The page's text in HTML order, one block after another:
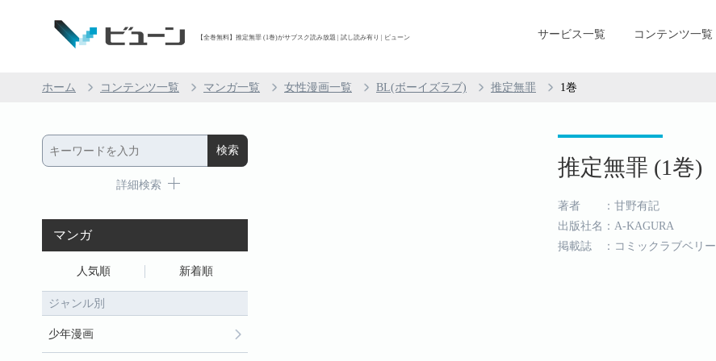
【全巻無料】推定無罪 (1巻)がサブスク読み放題 | 試し読み有り | ビューン サービス一覧 コンテンツ一覧
ホーム コンテンツ一覧 マンガ一覧 女性漫画一覧 BL(ボーイズラブ) 推定無罪 1巻
推定無罪 (1巻)
著者 ：甘野有記
出版社名：A-KAGURA
掲載誌 ：コミックラブベリー
詳細検索
マンガ
人気順 新着順
ジャンル別
少年漫画